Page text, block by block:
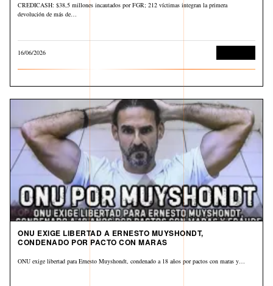
CREDICASH: $38,5 millones incautados por FGR; 212 víctimas integran la primera
devolución de más de…
16/06/2026
ONU EXIGE LIBERTAD A ERNESTO MUYSHONDT,
CONDENADO POR PACTO CON MARAS
ONU exige libertad para Ernesto Muyshondt, condenado a 18 años por pactos con maras y…